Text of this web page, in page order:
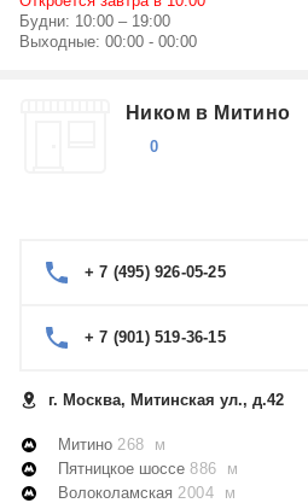
Будни: 10:00 – 19:00
Выходные: 00:00 - 00:00
Ником в Митино
0
+ 7 (495) 926-05-25
+ 7 (901) 519-36-15
г. Москва, Митинская ул., д.42
Митино 268 м
Пятницкое шоссе 886 м
Волоколамская 2004 м